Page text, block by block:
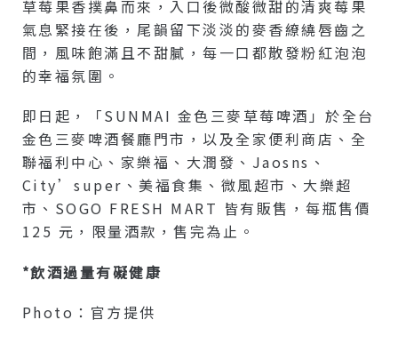
草莓果香撲鼻而來，入口後微酸微甜的清爽莓果
氣息緊接在後，尾韻留下淡淡的麥香繚繞唇齒之
間，風味飽滿且不甜膩，每一口都散發粉紅泡泡
的幸福氛圍。
即日起，「SUNMAI 金色三麥草莓啤酒」於全台
金色三麥啤酒餐廳門市，以及全家便利商店、全
聯福利中心、家樂福、大潤發、Jaosns、
City’super、美福食集、微風超市、大樂超
市、SOGO FRESH MART 皆有販售，每瓶售價
125 元，限量酒款，售完為止。
*飲酒過量有礙健康
Photo：官方提供